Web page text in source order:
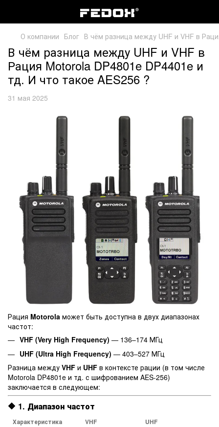
О компании Блог В чём разница между UHF и VHF в
В чём разница между UHF и VHF в
Рация Motorola DP4801e DP4401e и
тд. И что такое AES256 ?
31 мая 2025
Рация Motorola может быть доступна в двух диапазонах
частот:
VHF (Very High Frequency) — 136–174 МГц
UHF (Ultra High Frequency) — 403–527 МГц
Разница между VHF и UHF в контексте рации (в том числе
Motorola DP4801e и тд. с шифрованием AES-256)
заключается в следующем:
🔶 1. Диапазон частот
Характеристика VHF UHF